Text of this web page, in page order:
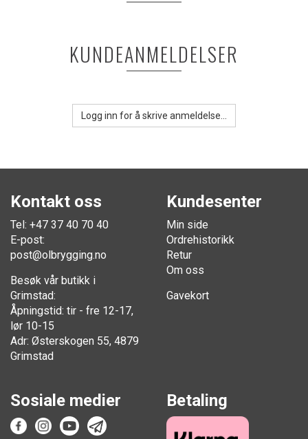
KUNDEANMELDELSER
Logg inn for å skrive anmeldelse...
Kontakt oss
Tel: +47 37 40 70 40
E-post:
post@olbrygging.no
Besøk vår butikk i
Grimstad:
Åpningstid: tir - fre 12-17,
lør 10-15
Adr: Østerskogen 55, 4879
Grimstad
Kundesenter
Min side
Ordrehistorikk
Retur
Om oss
Gavekort
Sosiale medier Betaling